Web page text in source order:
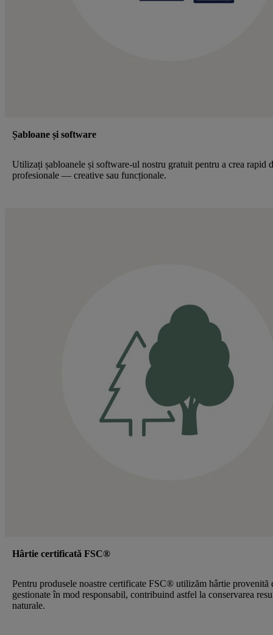
Șabloane și software
Utilizați șabloanele și software-ul nostru gratuit pentru a crea rapid
profesionale — creative sau funcționale.
Hârtie certificată FSC®
Pentru produsele noastre certificate FSC® utilizăm hârtie provenită
gestionate în mod responsabil, contribuind astfel la conservarea
naturale.